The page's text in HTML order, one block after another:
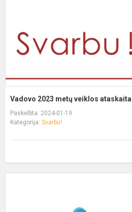
Vadovo 2023 metų veiklos ataskaita
Paskelbta: 2024-01-19
Kategorija: Svarbu!